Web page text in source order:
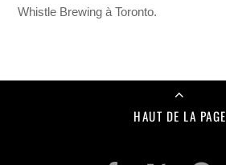
Whistle Brewing à Toronto.
HAUT DE LA PAGE